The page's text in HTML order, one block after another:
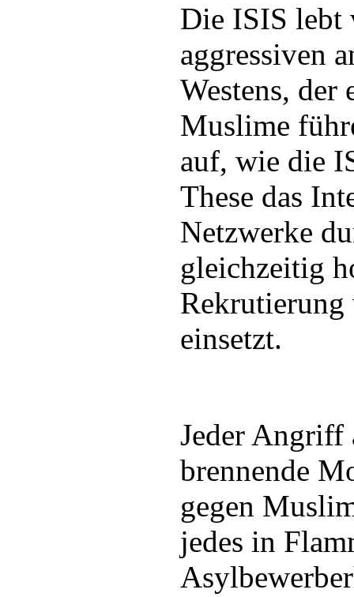
Die ISIS lebt
aggressiven
Westens, der
Muslime
auf, wie die
These das
Netzwerke
gleichzeitig
Rekrutierung
einsetzt.
Jeder Angriff
brennende
gegen
jedes in